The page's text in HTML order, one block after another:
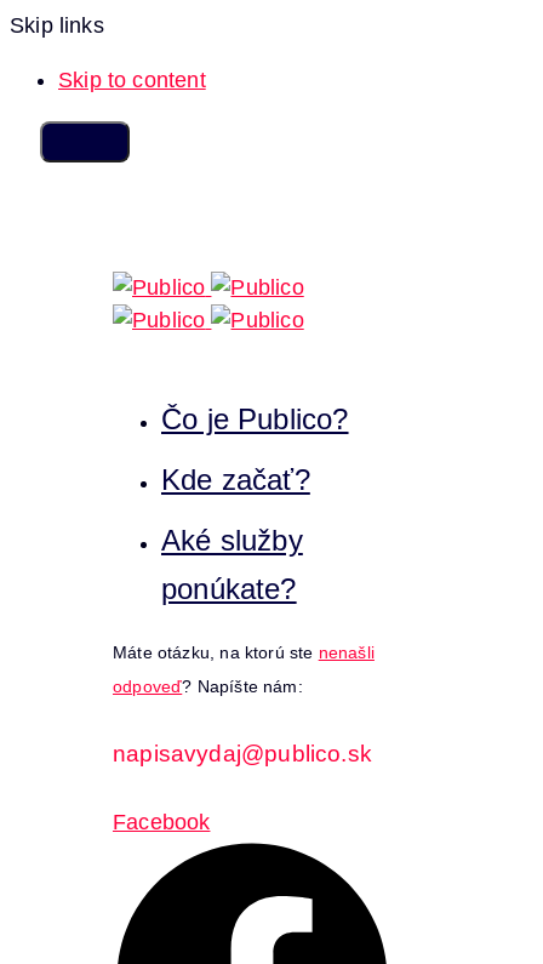
Skip links
Skip to content
Čo je Publico?
Kde začať?
Aké služby
ponúkate?
Máte otázku, na ktorú ste nenašli
odpoveď? Napíšte nám:
napisavydaj@publico.sk
Facebook